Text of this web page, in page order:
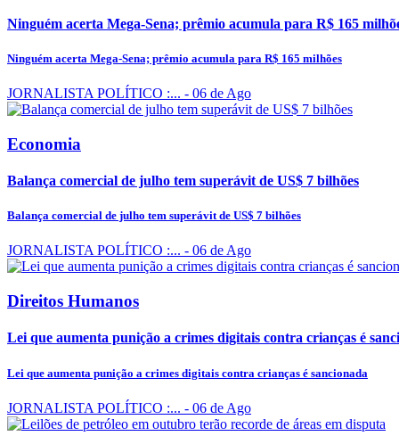
Ninguém acerta Mega-Sena; prêmio acumula para R$ 165
Ninguém acerta Mega-Sena; prêmio acumula para R$ 165 milhões
JORNALISTA POLÍTICO :... - 06 de Ago
Economia
Balança comercial de julho tem superávit de US$ 7 bilhões
Balança comercial de julho tem superávit de US$ 7 bilhões
JORNALISTA POLÍTICO :... - 06 de Ago
Direitos Humanos
Lei que aumenta punição a crimes digitais contra crianças é
Lei que aumenta punição a crimes digitais contra crianças é sancionada
JORNALISTA POLÍTICO :... - 06 de Ago